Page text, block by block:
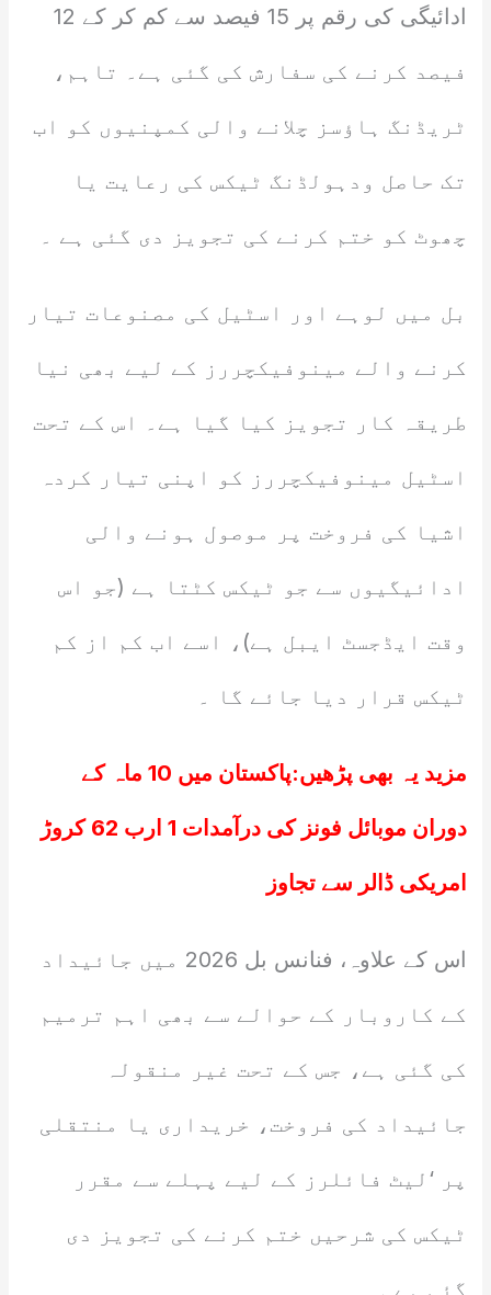
ادائیگی کی رقم پر 15 فیصد سے کم کر کے 12
فیصد کرنے کی سفارش کی گئی ہے۔ تاہم،
ٹریڈنگ ہاؤسز چلانے والی کمپنیوں کو اب
تک حاصل ودہولڈنگ ٹیکس کی رعایت یا
چھوٹ کو ختم کرنے کی تجویز دی گئی ہے ۔
بل میں لوہے اور اسٹیل کی مصنوعات تیار
کرنے والے مینوفیکچررز کے لیے بھی نیا
طریقہ کار تجویز کیا گیا ہے۔ اس کے تحت
اسٹیل مینوفیکچررز کو اپنی تیار کردہ
اشیا کی فروخت پر موصول ہونے والی
ادائیگیوں سے جو ٹیکس کٹتا ہے (جو اس
وقت ایڈجسٹ ایبل ہے)، اسے اب کم از کم
ٹیکس قرار دیا جائے گا ۔
مزید یہ بھی پڑھیں: پاکستان میں 10 ماہ کے
دوران موبائل فونز کی درآمدات 1 ارب 62 کروڑ
امریکی ڈالر سے تجاوز
اس کے علاوہ، فنانس بل 2026 میں جائیداد
کے کاروبار کے حوالے سے بھی اہم ترمیم
کی گئی ہے، جس کے تحت غیر منقولہ
جائیداد کی فروخت، خریداری یا منتقلی
پر ‘لیٹ فائلرز کے لیے پہلے سے مقرر
ٹیکس کی شرحیں ختم کرنے کی تجویز دی
گئی ہے ۔